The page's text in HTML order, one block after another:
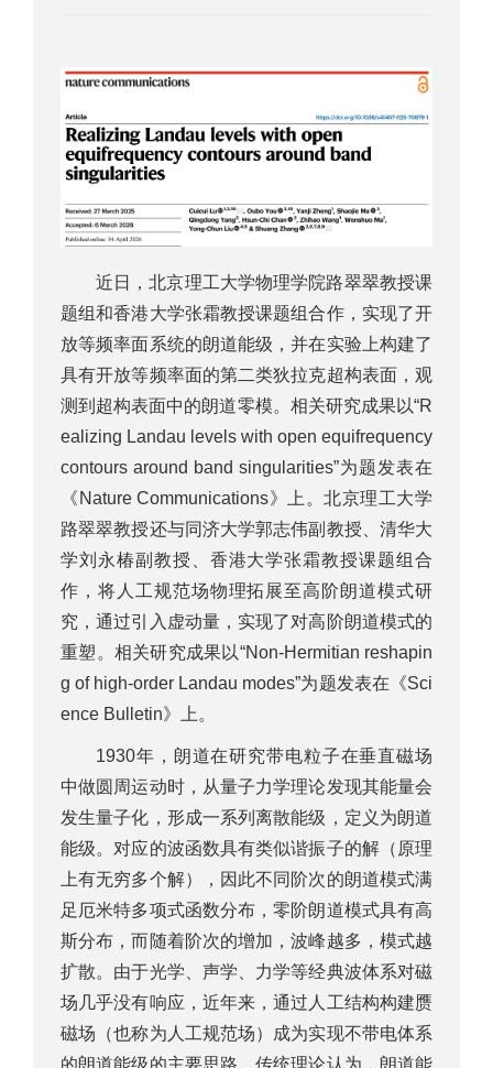
近日，北京理工大学物理学院路翠翠教授课
题组和香港大学张霜教授课题组合作，实现了开
放等频率面系统的朗道能级，并在实验上构建了
具有开放等频率面的第二类狄拉克超构表面，观
测到超构表面中的朗道零模。相关研究成果以“R
ealizing Landau levels with open equifrequency
contours around band singularities”为题发表在
《Nature Communications》上。北京理工大学
路翠翠教授还与同济大学郭志伟副教授、清华大
学刘永椿副教授、香港大学张霜教授课题组合
作，将人工规范场物理拓展至高阶朗道模式研
究，通过引入虚动量，实现了对高阶朗道模式的
重塑。相关研究成果以“Non-Hermitian reshapin
g of high-order Landau modes”为题发表在《Sci
ence Bulletin》上。
1930年，朗道在研究带电粒子在垂直磁场
中做圆周运动时，从量子力学理论发现其能量会
发生量子化，形成一系列离散能级，定义为朗道
能级。对应的波函数具有类似谐振子的解（原理
上有无穷多个解），因此不同阶次的朗道模式满
足厄米特多项式函数分布，零阶朗道模式具有高
斯分布，而随着阶次的增加，波峰越多，模式越
扩散。由于光学、声学、力学等经典波体系对磁
场几乎没有响应，近年来，通过人工结构构建赝
磁场（也称为人工规范场）成为实现不带电体系